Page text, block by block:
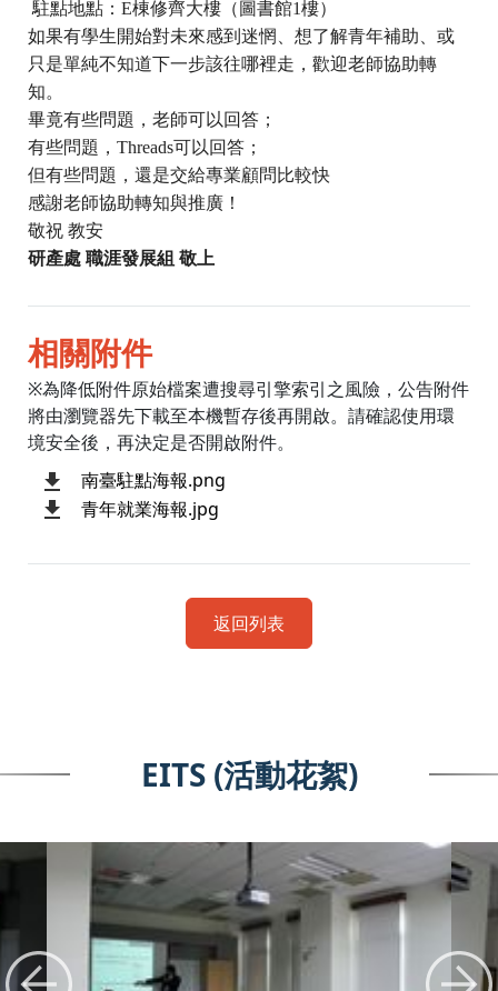
駐點地點： E棟修齊大樓（圖書館1樓）
如果有學生開始對未來感到迷惘、想了解青年補助、 或
只是單純不知道下一步該往哪裡走，歡迎老師協助轉
知。
畢竟有些問題，老師可以回答；
有些問題， Threads可以回答；
但有些問題，還是交給專業顧問比較快
感謝老師協助轉知與推廣！
敬祝 教安
研產處 職涯發展組 敬上
相關附件
※為降低附件原始檔案遭搜尋引擎索引之風險，公告附件
將由瀏覽器先下載至本機暫存後再開啟。請確認使用環
境安全後，再決定是否開啟附件。
南臺駐點海報.png
青年就業海報.jpg
返回列表
EITS (活動花絮)